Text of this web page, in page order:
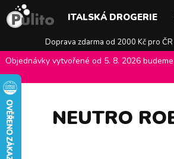
Doprava zdarma od 2000 Kč pro
ITALSKÁ DROGERIE
Objednávky vytvořené od 5. 8. 2026
E-shop Pulito
NEUTRO